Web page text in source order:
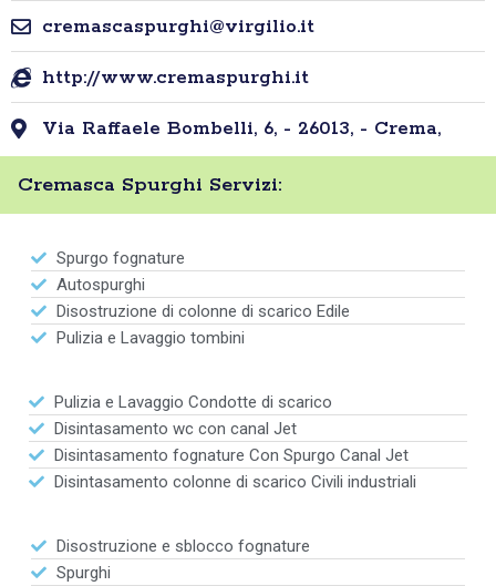
cremascaspurghi@virgilio.it
http://www.cremaspurghi.it
Via Raffaele Bombelli, 6, - 26013, - Crema,
Cremasca Spurghi Servizi:
Spurgo fognature
Autospurghi
Disostruzione di colonne di scarico Edile
Pulizia e Lavaggio tombini
Pulizia e Lavaggio Condotte di scarico
Disintasamento wc con canal Jet
Disintasamento fognature Con Spurgo Canal Jet
Disintasamento colonne di scarico Civili industriali
Disostruzione e sblocco fognature
Spurghi